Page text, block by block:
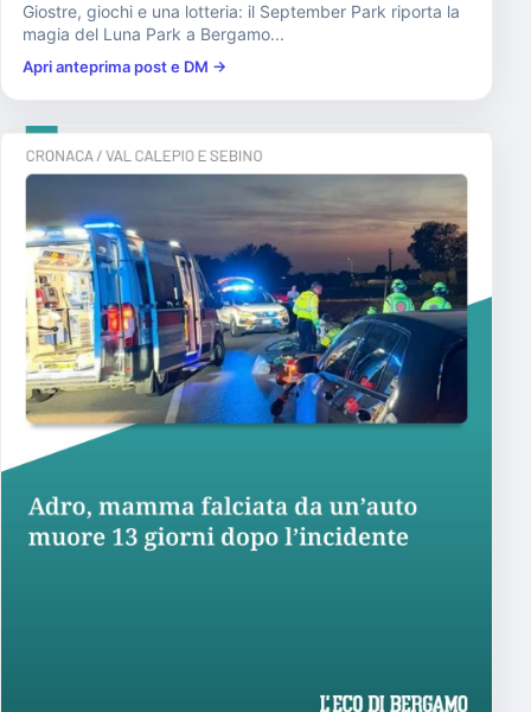
Giostre, giochi e una lotteria: il September Park riporta la
magia del Luna Park a Bergamo...
Apri anteprima post e DM →